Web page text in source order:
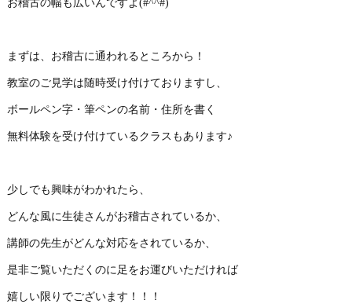
お稽古の幅も広いんですよ(#^^#)
まずは、お稽古に通われるところから！
教室のご見学は随時受け付けておりますし、
ボールペン字・筆ペンの名前・住所を書く
無料体験を受け付けているクラスもあります♪
少しでも興味がわかれたら、
どんな風に生徒さんがお稽古されているか、
講師の先生がどんな対応をされているか、
是非ご覧いただくのに足をお運びいただければ
嬉しい限りでございます！！！